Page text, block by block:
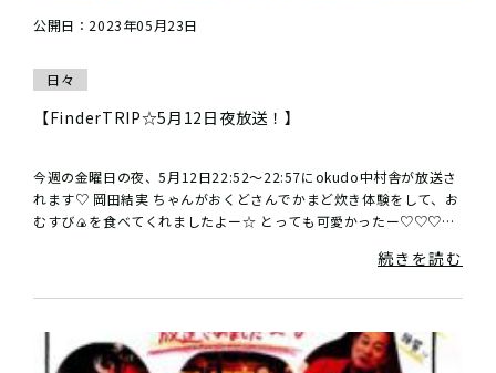
公開日：2023年05月23日
日々
【FinderTRIP☆5月12日夜放送！】
今週の金曜日の夜、5月12日22:52〜22:57にokudo中村舎が放送さ
れます♡ 岡田結実 ちゃんがおくどさんでかまど炊き体験をして、お
むすび🍙を食べてくれましたよー☆ とっても可愛かったー♡♡♡さ
続きを読む